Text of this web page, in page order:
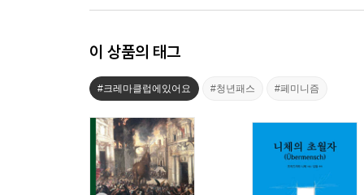
이 상품의 태그
#크레마클럽에있어요 #청년패스 #페미니즘